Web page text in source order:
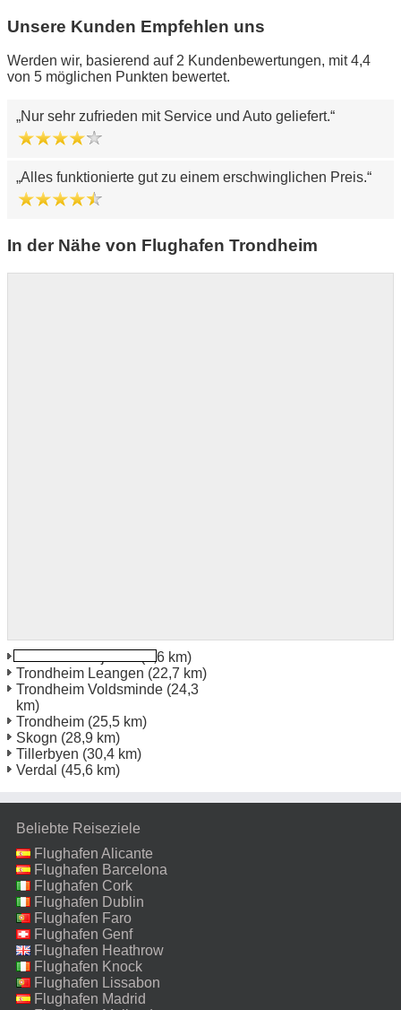
Unsere Kunden Empfehlen uns
Werden wir, basierend auf 2 Kundenbewertungen, mit 4,4
von 5 möglichen Punkten bewertet.
Nur sehr zufrieden mit Service und Auto geliefert.
Alles funktionierte gut zu einem erschwinglichen Preis.
In der Nähe von Flughafen Trondheim
(1,6 km)
Trondheim Leangen (22,7 km)
Trondheim Voldsminde (24,3
km)
Trondheim (25,5 km)
Skogn (28,9 km)
Tillerbyen (30,4 km)
Verdal (45,6 km)
Beliebte Reiseziele
Flughafen Alicante
Flughafen Barcelona
Flughafen Cork
Flughafen Dublin
Flughafen Faro
Flughafen Genf
Flughafen Heathrow
Flughafen Knock
Flughafen Lissabon
Flughafen Madrid